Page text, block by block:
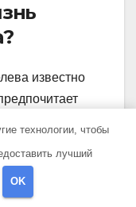
известно
известно,
детей.
технологии, чтобы
лучший
OK